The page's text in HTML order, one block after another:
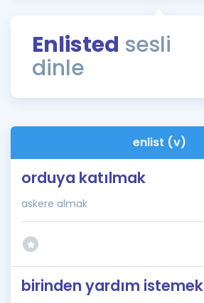
Rehberlik Aracı
ÖSYM Sınav Takvimi
İngilizce Gramer
Enlisted sesli
dinle
enlist (v)
orduya katılmak
askere almak
birinden yardım istemek